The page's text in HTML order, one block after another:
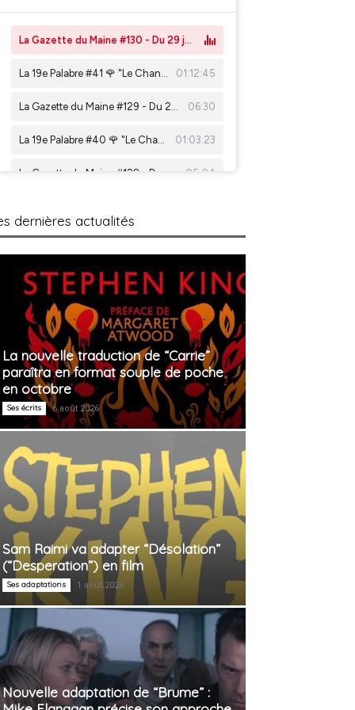
dernières actualités
La nouvelle traduction de “Carrie”
paraîtra en format souple de poche
en octobre
Ses écrits 6 août 2026
Sam Raimi va adapter “Désolation”
(“Desperation”) en film
Ses adaptations 1 août 2026
Nouvelle adaptation de “Brume” :